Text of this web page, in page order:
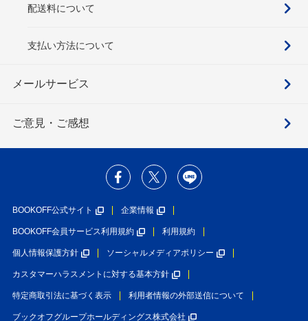
配送料について
支払い方法について
メールサービス
ご意見・ご感想
BOOKOFF公式サイト 企業情報
BOOKOFF会員サービス利用規約 利用規約
個人情報保護方針 ソーシャルメディアポリシー
カスタマーハラスメントに対する基本方針
特定商取引法に基づく表示 利用者情報の外部送信について
ブックオフグループホールディングス株式会社